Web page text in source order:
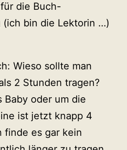
die Buch-
(ich bin die Lektorin …)
Wieso sollte man
2 Stunden tragen?
Baby oder um die
ist jetzt knapp 4
finde es gar kein